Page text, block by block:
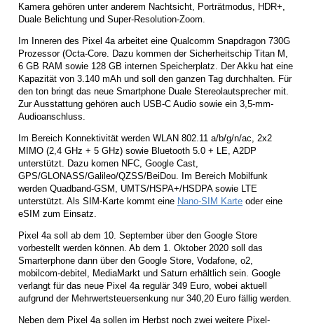
Kamera gehören unter anderem Nachtsicht, Porträtmodus, HDR+,
Duale Belichtung und Super-Resolution-Zoom.
Im Inneren des Pixel 4a arbeitet eine Qualcomm Snapdragon 730G
Prozessor (Octa-Core. Dazu kommen der Sicherheitschip Titan M,
6 GB RAM sowie 128 GB internen Speicherplatz. Der Akku hat eine
Kapazität von 3.140 mAh und soll den ganzen Tag durchhalten. Für
den ton bringt das neue Smartphone Duale Stereolautsprecher mit.
Zur Ausstattung gehören auch USB-C Audio sowie ein 3,5-mm-
Audioanschluss.
Im Bereich Konnektivität werden WLAN 802.11 a/b/g/n/ac, 2x2
MIMO (2,4 GHz + 5 GHz) sowie Bluetooth 5.0 + LE, A2DP
unterstützt. Dazu komen NFC, Google Cast,
GPS/GLONASS/Galileo/QZSS/BeiDou. Im Bereich Mobilfunk
werden Quadband-GSM, UMTS/HSPA+/HSDPA sowie LTE
unterstützt. Als SIM-Karte kommt eine Nano-SIM Karte oder eine
eSIM zum Einsatz.
Pixel 4a soll ab dem 10. September über den Google Store
vorbestellt werden können. Ab dem 1. Oktober 2020 soll das
Smarterphone dann über den Google Store, Vodafone, o2,
mobilcom-debitel, MediaMarkt und Saturn erhältlich sein. Google
verlangt für das neue Pixel 4a regulär 349 Euro, wobei aktuell
aufgrund der Mehrwertsteuersenkung nur 340,20 Euro fällig werden.
Neben dem Pixel 4a sollen im Herbst noch zwei weitere Pixel-